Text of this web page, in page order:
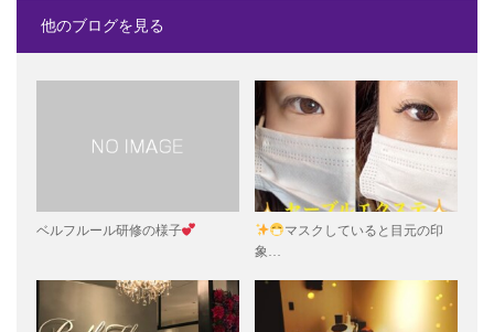
他のブログを見る
ベルフルール研修の様子
マスクしていると目元の印
象…